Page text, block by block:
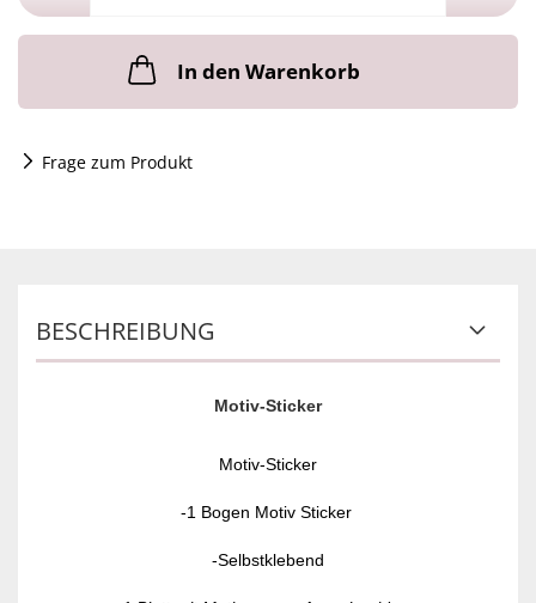
In den Warenkorb
Frage zum Produkt
BESCHREIBUNG
Motiv-Sticker
Motiv-Sticker
-1 Bogen Motiv Sticker
-Selbstklebend